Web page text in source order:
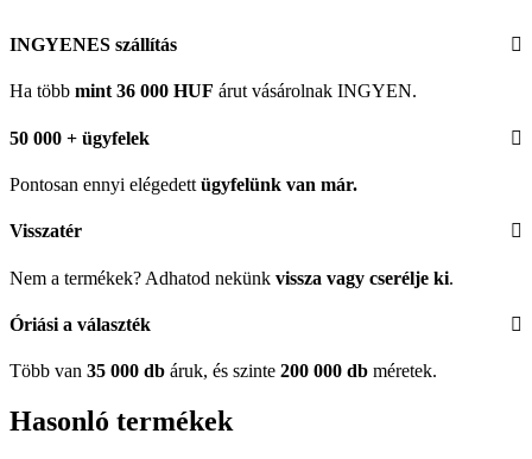
INGYENES szállítás
Ha több mint 36 000 HUF árut vásárolnak INGYEN.
50 000 + ügyfelek
Pontosan ennyi elégedett ügyfelünk van már.
Visszatér
Nem a termékek? Adhatod nekünk vissza vagy cserélje ki.
Óriási a választék
Több van 35 000 db áruk, és szinte 200 000 db méretek.
Hasonló termékek